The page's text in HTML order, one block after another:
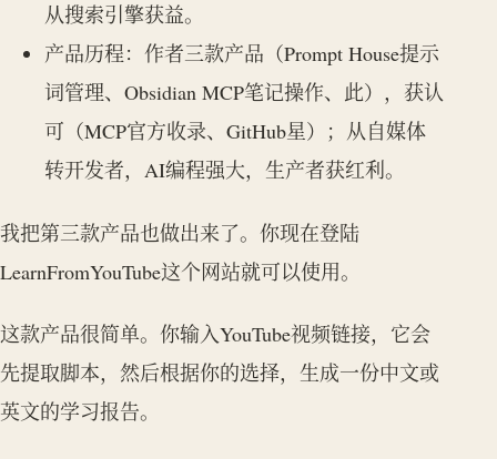
从搜索引擎获益。
产品历程：作者三款产品（Prompt House提示
词管理、Obsidian MCP笔记操作、此），获认
可（MCP官方收录、GitHub星）；从自媒体
转开发者，AI编程强大，生产者获红利。
我把第三款产品也做出来了。你现在登陆
LearnFromYouTube这个网站就可以使用。
这款产品很简单。你输入YouTube视频链接，它会
先提取脚本，然后根据你的选择，生成一份中文或
英文的学习报告。